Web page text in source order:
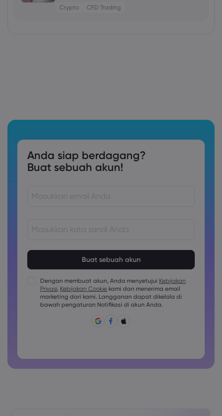
Crypto CFD Trading
Anda siap berdagang?
Buat sebuah akun!
Kata sandi harus berisi setidaknya 1 karakter huruf besar
Kata sandi harus berisi setidaknya 1 karakter huruf kecil
Sandi harus berisi ~!@#£%^&amp;*()_-+=:;&lt;&gt;{,[]?,.
Dengan membuat akun, Anda menyetujui Kebijakan
Privasi, Kebijakan Cookie kami dan menerima email
marketing dari kami. Langganan dapat dikelola di
bawah pengaturan Notifikasi di akun Anda.